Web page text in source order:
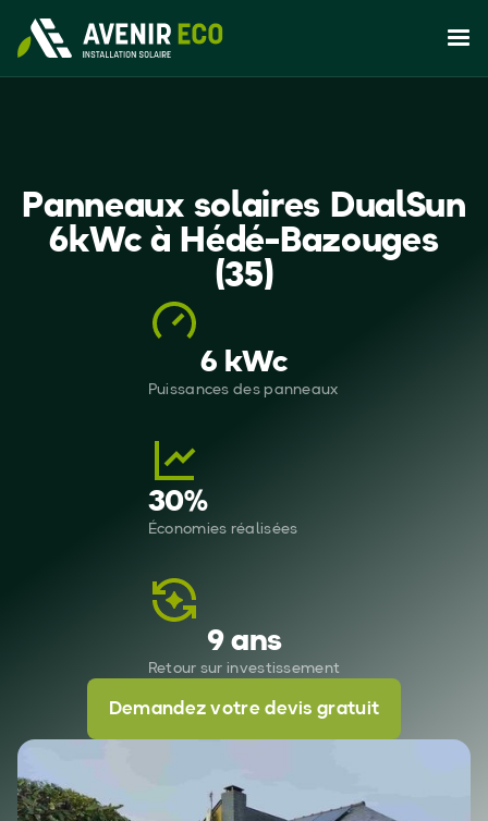
Panneaux solaires DualSun
6kWc à Hédé-Bazouges
(35)
6 kWc
Puissances des panneaux
30%
Économies réalisées
9 ans
Retour sur investissement
Demandez votre devis gratuit